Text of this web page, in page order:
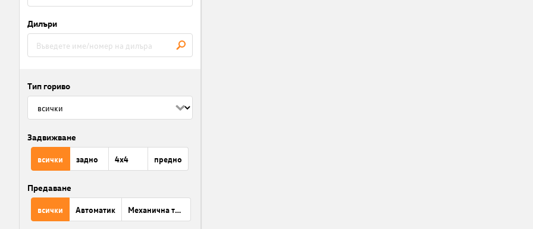
Дилъри
Тип гориво
Задвижване
всички задно 4x4 предно
Предаване
всички Автоматик Механична трансмисия